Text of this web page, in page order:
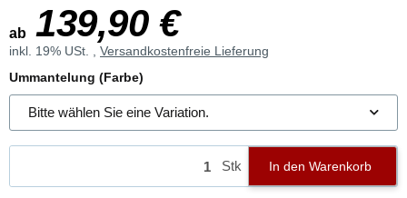
ab 139,90 €
inkl. 19% USt. , Versandkostenfreie Lieferung
Ummantelung (Farbe)
Bitte wählen Sie eine Variation.
Stk In den Warenkorb